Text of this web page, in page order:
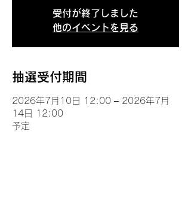
受付が終了しました
他のイベントを見る
抽選受付期間
2026年7月10日 12:00 – 2026年7月
14日 12:00
予定